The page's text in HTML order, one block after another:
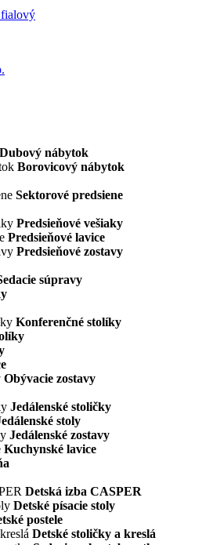
Dubový nábytok
Borovicový nábytok
Sektorové predsiene
Predsieňové vešiaky
Predsieňové lavice
Predsieňové zostavy
súpravy
Konferenčné stolíky
Obývacie zostavy
Jedálenské stoličky
stoly
Jedálenské zostavy
Kuchynské lavice
Detská izba CASPER
Detské písacie stoly
postele
Detské stoličky a kreslá